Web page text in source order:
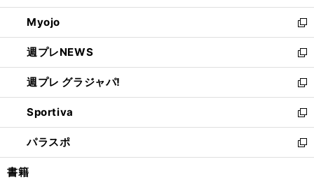
開
く
ウ
で
開
く
ン
ド
ウ
で
開
く
ウ
ィ
ン
ド
ウ
で
開
く
Myojo
新
し
い
ウ
ィ
ン
ド
ウ
で
開
週プレNEWS
新
し
い
ウ
ィ
ン
ド
ウ
週プレ グラジャパ!
新
し
い
ウ
ィ
ン
Sportiva
新
し
い
ウ
パラスポ
新
し
書籍